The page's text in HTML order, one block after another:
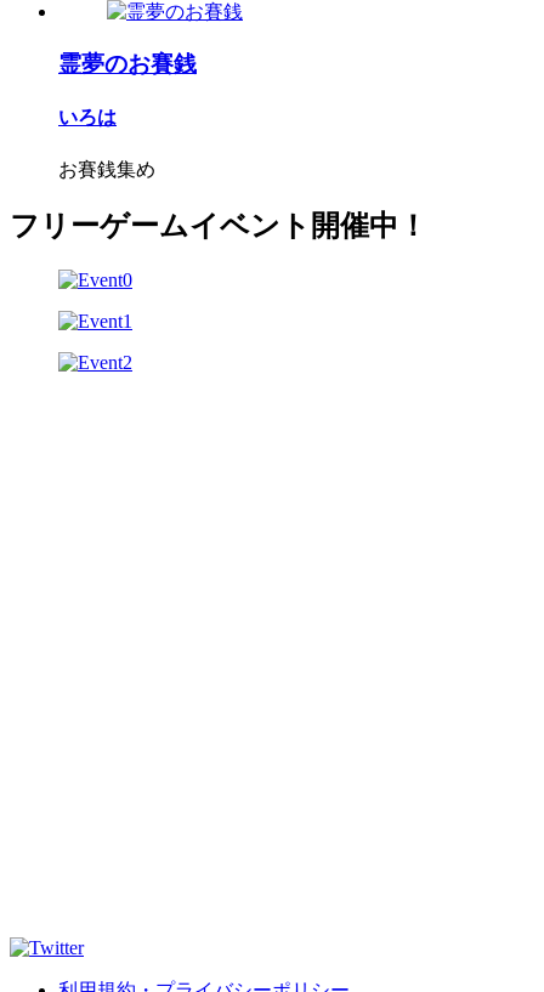
霊夢のお賽銭
いろは
お賽銭集め
フリーゲームイベント開催中！